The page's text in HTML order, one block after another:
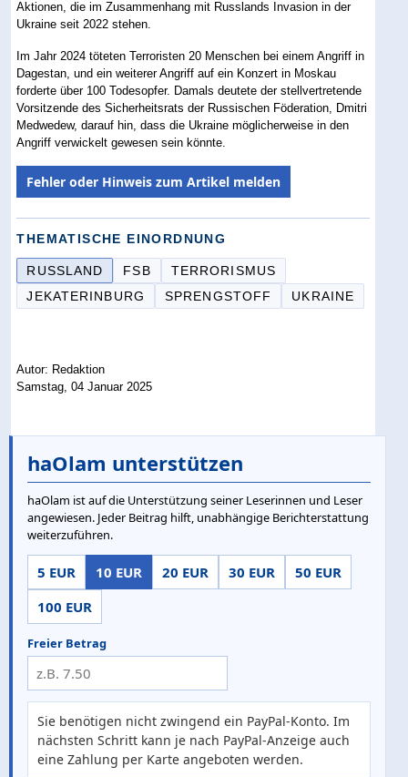
Aktionen, die im Zusammenhang mit Russlands Invasion in der
Ukraine seit 2022 stehen.
Im Jahr 2024 töteten Terroristen 20 Menschen bei einem Angriff in
Dagestan, und ein weiterer Angriff auf ein Konzert in Moskau
forderte über 100 Todesopfer. Damals deutete der stellvertretende
Vorsitzende des Sicherheitsrats der Russischen Föderation, Dmitri
Medwedew, darauf hin, dass die Ukraine möglicherweise in den
Angriff verwickelt gewesen sein könnte.
Fehler oder Hinweis zum Artikel melden
THEMATISCHE EINORDNUNG
RUSSLAND FSB
TERRORISMUS
JEKATERINBURG
SPRENGSTOFF UKRAINE
Autor: Redaktion
Samstag, 04 Januar 2025
haOlam unterstützen
haOlam ist auf die Unterstützung seiner Leserinnen und Leser
angewiesen. Jeder Beitrag hilft, unabhängige Berichterstattung
weiterzuführen.
5 EUR 10 EUR 20 EUR 30 EUR
50 EUR
100 EUR
Freier Betrag
Sie benötigen nicht zwingend ein PayPal-Konto. Im
nächsten Schritt kann je nach PayPal-Anzeige auch
eine Zahlung per Karte angeboten werden.